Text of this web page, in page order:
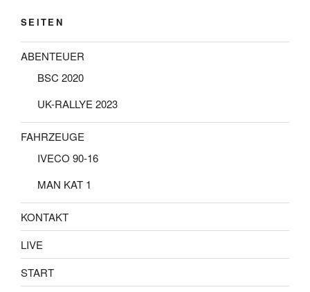
SEITEN
ABENTEUER
BSC 2020
UK-RALLYE 2023
FAHRZEUGE
IVECO 90-16
MAN KAT 1
KONTAKT
LIVE
START